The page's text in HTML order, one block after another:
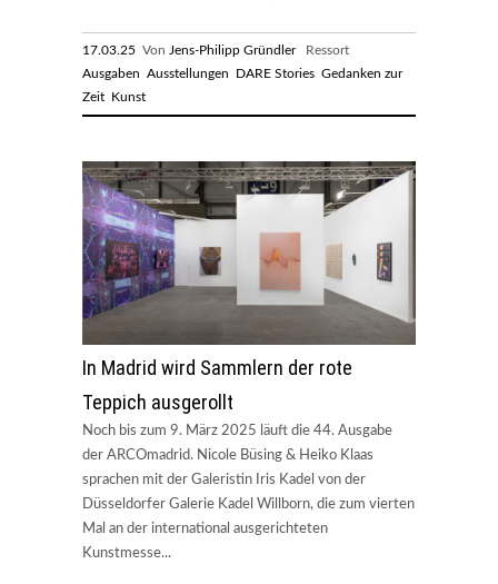
17.03.25 Von Jens-Philipp GründlerRessort
Ausgaben Ausstellungen DARE Stories Gedanken zur
Zeit Kunst
In Madrid wird Sammlern der rote
Teppich ausgerollt
Noch bis zum 9. März 2025 läuft die 44. Ausgabe
der ARCOmadrid. Nicole Büsing & Heiko Klaas
sprachen mit der Galeristin Iris Kadel von der
Düsseldorfer Galerie Kadel Willborn, die zum vierten
Mal an der international ausgerichteten
Kunstmesse...